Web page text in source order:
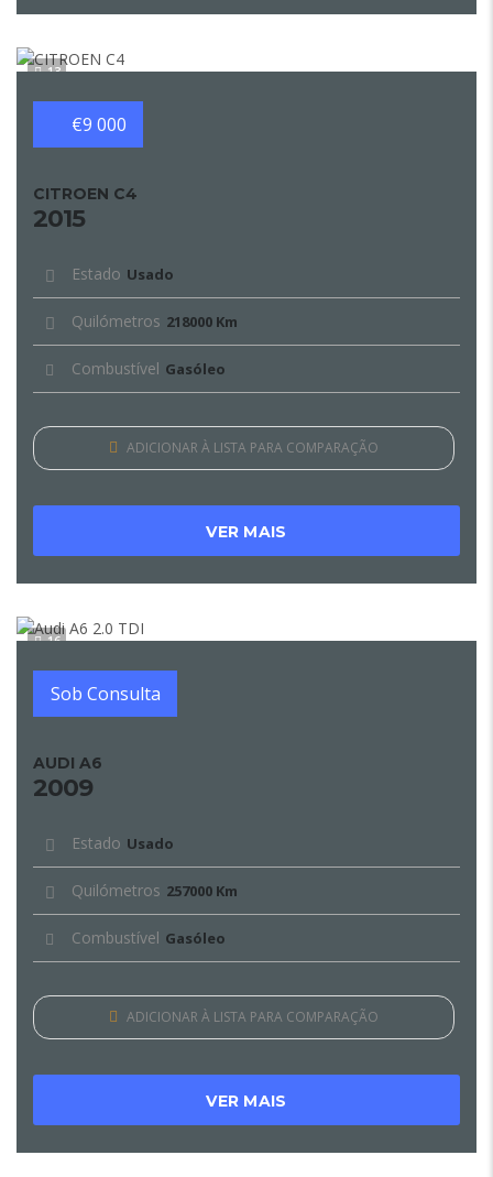
13
€9 000
CITROEN C4
2015
Estado Usado
Quilómetros 218000 Km
Combustível Gasóleo
ADICIONAR À LISTA PARA COMPARAÇÃO
VER MAIS
16
Sob Consulta
AUDI A6
2009
Estado Usado
Quilómetros 257000 Km
Combustível Gasóleo
ADICIONAR À LISTA PARA COMPARAÇÃO
VER MAIS